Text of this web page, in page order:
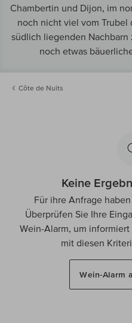
Chambertin und Dijon, im
noch nicht viel vom
südlich liegenden Nachbarn
noch etwas
Côte de Nuits
Keine
Für ihre Anfrage
Überprüfen Sie Ihre
Wein-Alarm, um
mit diesen
Wein-Alarm